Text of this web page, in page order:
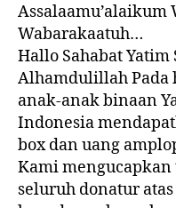
Wabarakaatuh…
Hallo Sahabat
Alhamdulillah Pada
anak-anak binaan
Indonesia
box dan uang
Kami
seluruh donatur